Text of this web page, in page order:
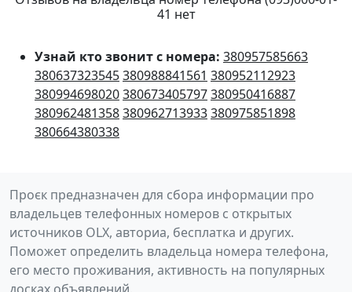
41 нет
Узнай кто звонит с номера: 380957585663
380637323545380988841561 380952112923
380994698020380673405797380950416887
380962481358380962713933380975851898
380664380338
Проєк предназначен для сбора информации про
владельцев телефонных номеров с открытых
источников OLX, авториа, бесплатка и других.
Поможет определить владельца номера телефона,
его место проживания, активность на популярных